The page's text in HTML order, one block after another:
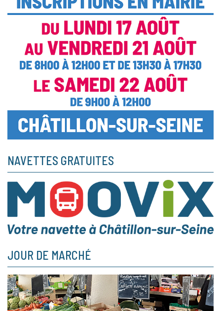
NAVETTES GRATUITES
JOUR DE MARCHÉ